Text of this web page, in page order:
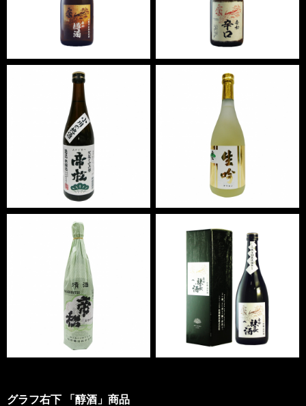
グラフ右下 「醇酒」商品